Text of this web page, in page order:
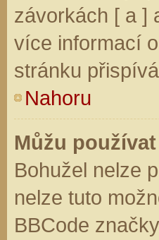
závorkách [ a ]
více informací
stránku
Nahoru
Můžu
Bohužel nelze
nelze tuto
BBCode